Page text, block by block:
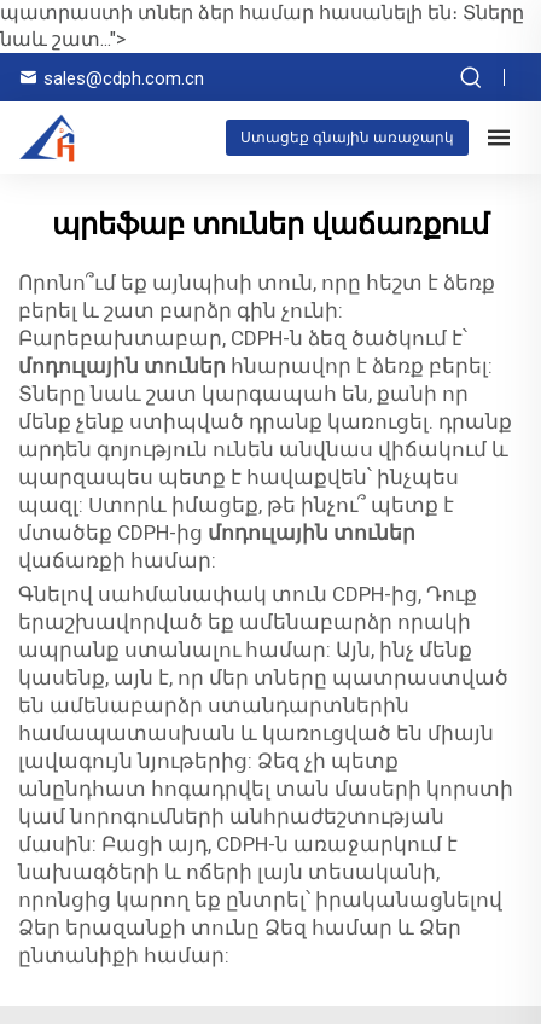
պատրաստի տներ ձեր համար հասանելի են։ Տները
նաև շատ...">
sales@cdph.com.cn
Ստացեք գնային առաջարկ
պրեֆաբ տուներ վաճառքում
Որոնո՞ւմ եք այնպիսի տուն, որը հեշտ է ձեռք
բերել և շատ բարձր գին չունի:
Բարեբախտաբար, CDPH-ն ձեզ ծածկում է՝
մոդուլային տուներ հնարավոր է ձեռք բերել:
Տները նաև շատ կարգապահ են, քանի որ
մենք չենք ստիպված դրանք կառուցել. դրանք
արդեն գոյություն ունեն անվնաս վիճակում և
պարզապես պետք է հավաքվեն՝ ինչպես
պազլ: Ստորև իմացեք, թե ինչու՞ պետք է
մտածեք CDPH-ից մոդուլային տուներ
վաճառքի համար:
Գնելով սահմանափակ տուն CDPH-ից, Դուք
երաշխավորված եք ամենաբարձր որակի
ապրանք ստանալու համար: Այն, ինչ մենք
կասենք, այն է, որ մեր տները պատրաստված
են ամենաբարձր ստանդարտներին
համապատասխան և կառուցված են միայն
լավագույն նյութերից: Ձեզ չի պետք
անընդհատ հոգադրվել տան մասերի կորստի
կամ նորոգումների անհրաժեշտության
մասին: Բացի այդ, CDPH-ն առաջարկում է
նախագծերի և ոճերի լայն տեսականի,
որոնցից կարող եք ընտրել՝ իրականացնելով
Ձեր երազանքի տունը Ձեզ համար և Ձեր
ընտանիքի համար: